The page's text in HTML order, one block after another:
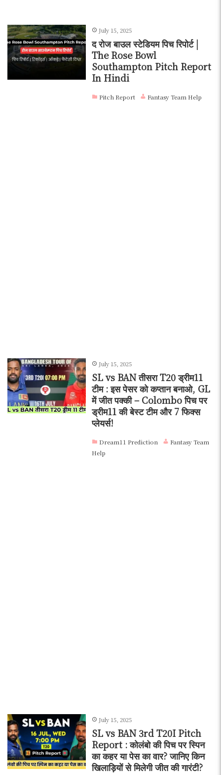
July 15, 2025
द रोज बाउल स्टेडियम पिच रिपोर्ट |
The Rose Bowl
Southampton Pitch Report
In Hindi
Pitch Report Fantasy Team Help
July 15, 2025
SL vs BAN तीसरा T20 ड्रीम11
टीम : इस पेसर को कप्तान बनाओ, GL
में जीत पक्की – Colombo पिच पर
ड्रीम11 की बेस्ट टीम और 7 फिक्स
प्लेयर्स!
Dream11 Prediction
Fantasy Team
Help
July 15, 2025
SL vs BAN 3rd T20I Pitch
Report : कोलंबो की पिच पर स्पिन
का कहर या पेस का वार? जानिए किन
खिलाड़ियों से मिलेगी जीत की गारंटी?